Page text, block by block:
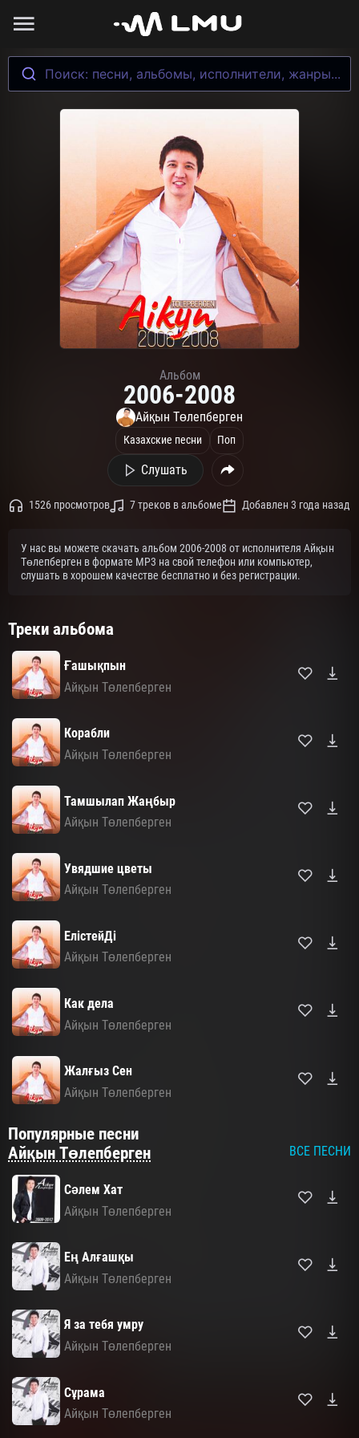
Поиск: песни, альбомы, исполнители, жанры...
Альбом
2006-2008
Айқын Төлепберген
Казахские песни Поп
Слушать
1526 просмотров 7 треков в альбоме Добавлен 3 года назад
У нас вы можете скачать альбом 2006-2008 от исполнителя Айқын
Төлепберген в формате MP3 на свой телефон или компьютер,
слушать в хорошем качестве бесплатно и без регистрации.
Треки альбома
Ғашықпын
Айқын Төлепберген
Корабли
Айқын Төлепберген
Тамшылап Жаңбыр
Айқын Төлепберген
Увядшие цветы
Айқын Төлепберген
ЕлістейДі
Айқын Төлепберген
Как дела
Айқын Төлепберген
Жалғыз Сен
Айқын Төлепберген
Популярные песни
Айқын Төлепберген
ВСЕ ПЕСНИ
Сәлем Хат
Айқын Төлепберген
Ең Алғашқы
Айқын Төлепберген
Я за тебя умру
Айқын Төлепберген
Сұрама
Айқын Төлепберген